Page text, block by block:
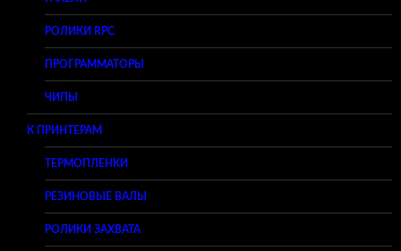
РОЛИКИ RPC
ПРОГРАММАТОРЫ
ЧИПЫ
К ПРИНТЕРАМ
ТЕРМОПЛЕНКИ
РЕЗИНОВЫЕ ВАЛЫ
РОЛИКИ ЗАХВАТА